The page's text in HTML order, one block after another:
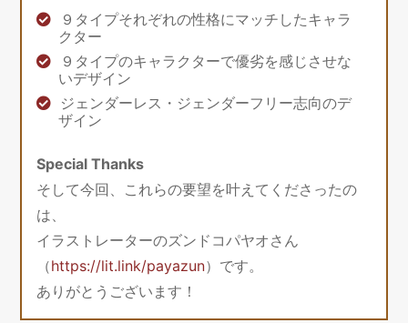
９タイプそれぞれの性格にマッチしたキャラ
クター
９タイプのキャラクターで優劣を感じさせな
いデザイン
ジェンダーレス・ジェンダーフリー志向のデ
ザイン
Special Thanks
そして今回、これらの要望を叶えてくださったの
は、
イラストレーターのズンドコパヤオさん
（https://lit.link/payazun）です。
ありがとうございます！